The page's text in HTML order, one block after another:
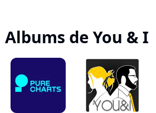
Albums de You & I